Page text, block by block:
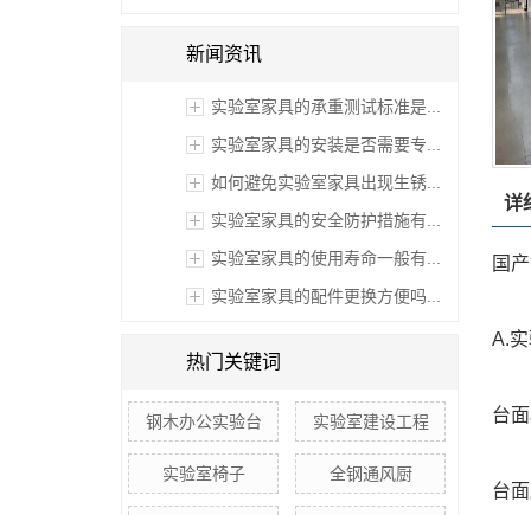
新闻资讯
实验室家具的承重测试标准是...
实验室家具的安装是否需要专...
如何避免实验室家具出现生锈...
实验室家具的安全防护措施有...
实验室家具的使用寿命一般有...
实验室家具的配件更换方便吗...
热门关键词
钢木办公实验台 实验室建设工程
实验室椅子 全钢通风厨
详
国
A.
台
台